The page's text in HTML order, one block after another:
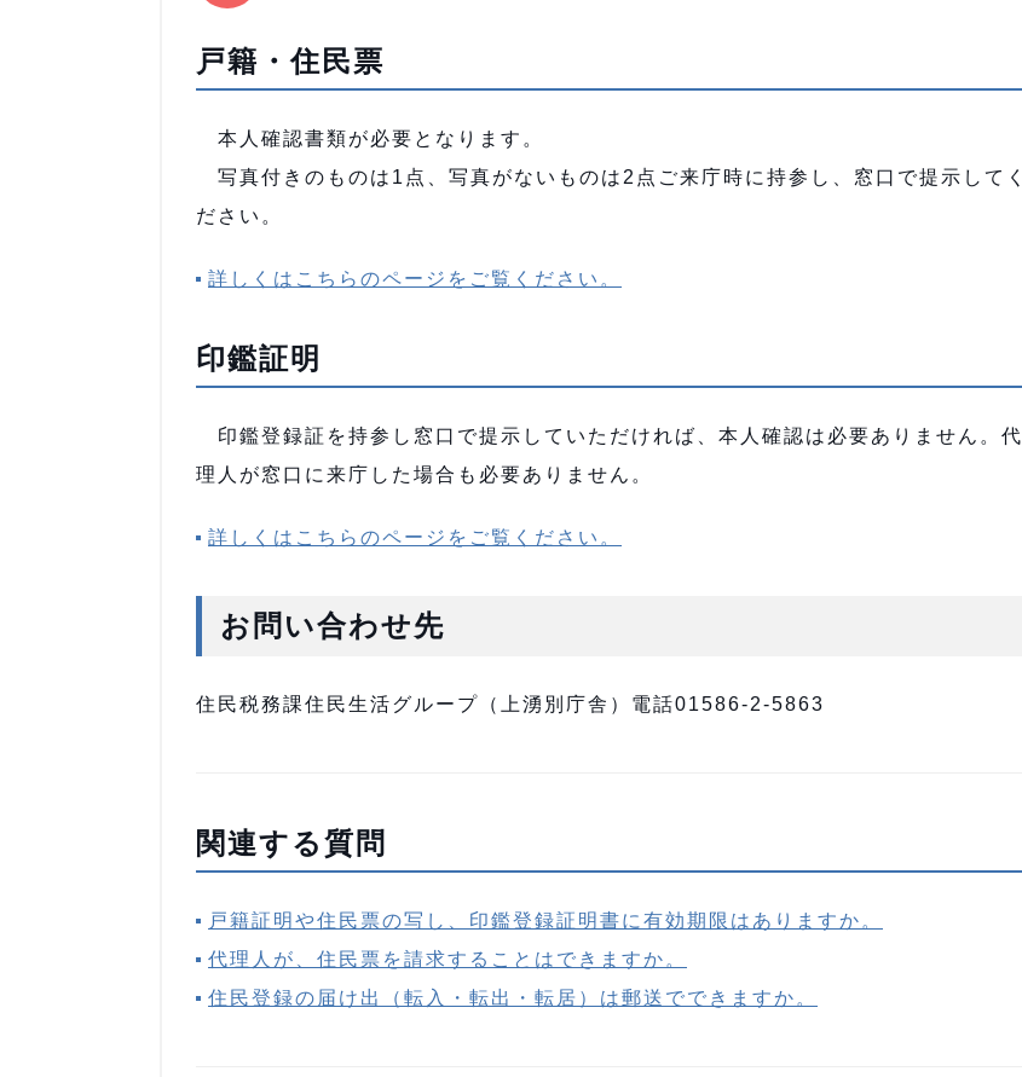
戸籍・住民票
本人確認書類が必要となります。
写真付きのものは1点、写真がないものは2点ご来庁時に持参し、窓口で提示してく
ださい。
詳しくはこちらのページをご覧ください。
印鑑証明
印鑑登録証を持参し窓口で提示していただければ、本人確認は必要ありません。代
理人が窓口に来庁した場合も必要ありません。
詳しくはこちらのページをご覧ください。
お問い合わせ先
住民税務課住民生活グループ（上湧別庁舎）電話01586-2-5863
関連する質問
戸籍証明や住民票の写し、印鑑登録証明書に有効期限はありますか。
代理人が、住民票を請求することはできますか。
住民登録の届け出（転入・転出・転居）は郵送でできますか。